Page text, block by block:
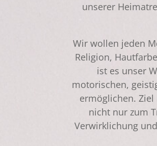
unserer
Wir wollen jeden
Religion,
ist es unser
motorischen,
ermöglichen.
nicht nur zum
Verwirklichung